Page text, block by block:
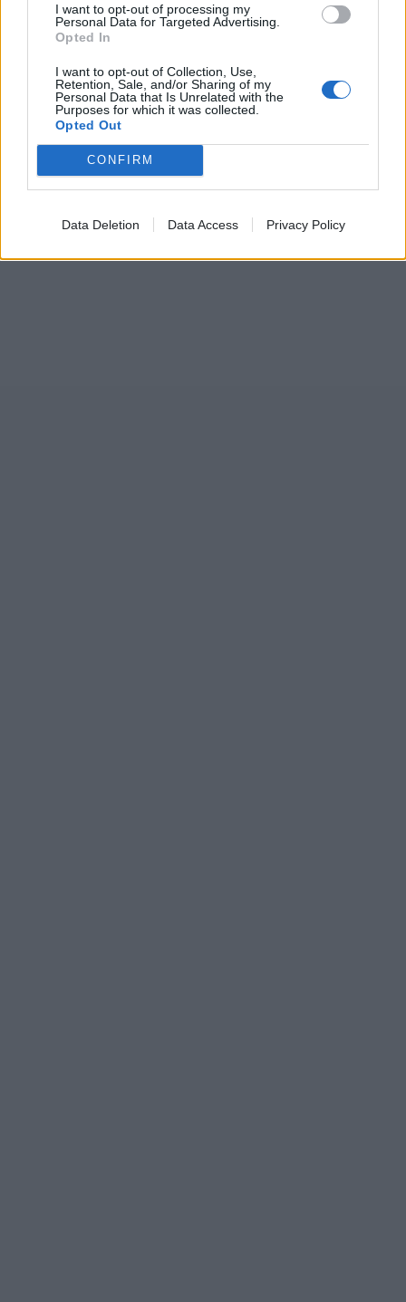
I want to opt-out of processing my
Personal Data for Targeted Advertising.
Opted In
I want to opt-out of Collection, Use,
Retention, Sale, and/or Sharing of my
Personal Data that Is Unrelated with the
Purposes for which it was collected.
Opted Out
CONFIRM
Data Deletion Data Access Privacy Policy